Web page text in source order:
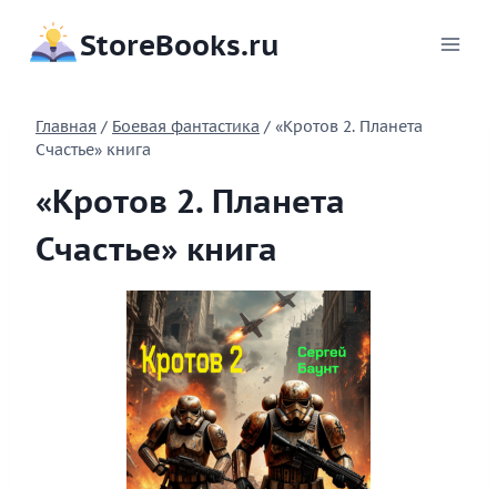
содержимому
StoreBooks.ru
Главная / Боевая фантастика / «Кротов 2. Планета
Счастье» книга
«Кротов 2. Планета
Счастье» книга